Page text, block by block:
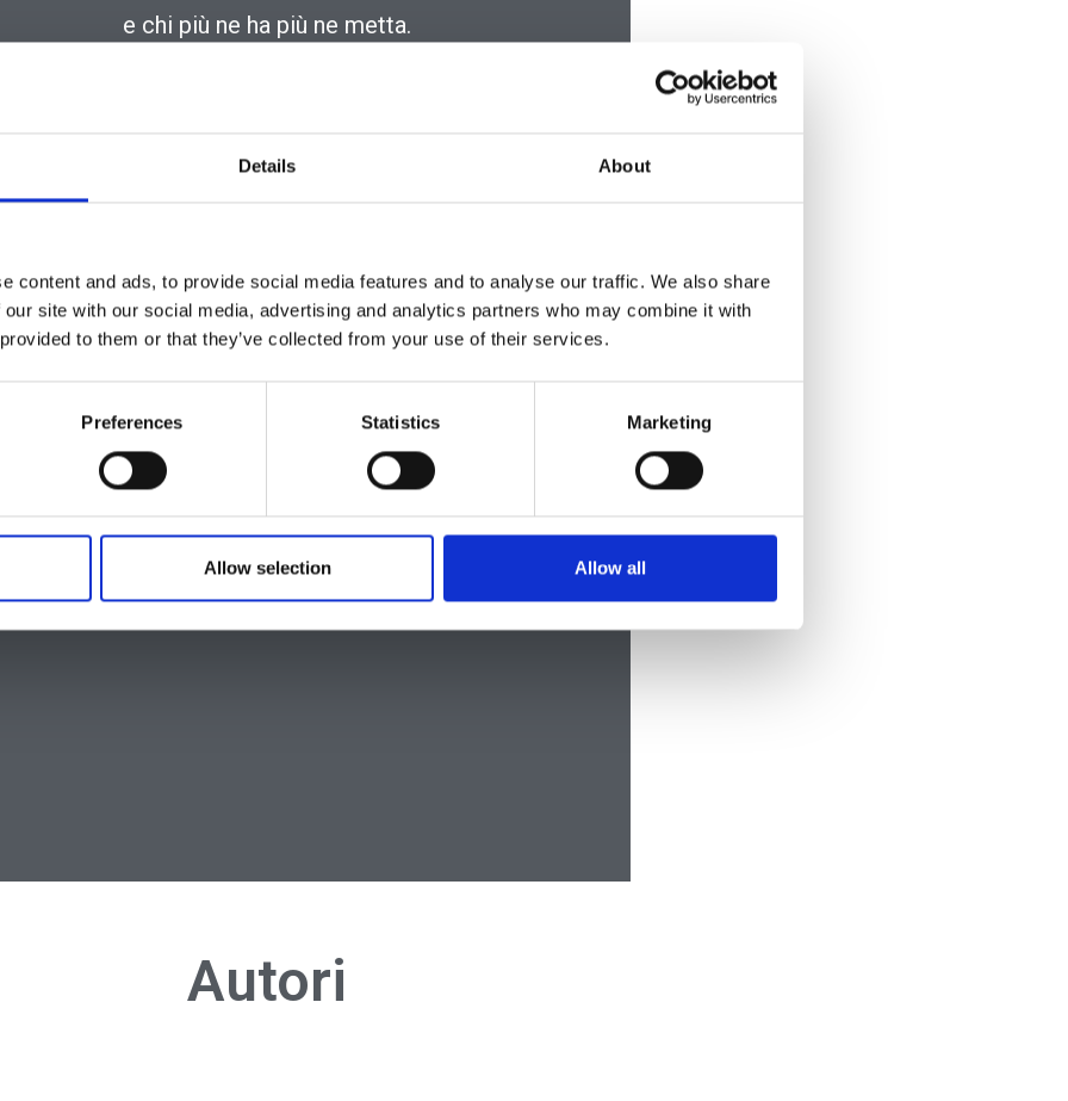
Details About
content and ads, to provide social media features and to analyse our traffic. We also share
site with our social media, advertising and analytics partners who may combine it with
to them or that they’ve collected from your use of their services.
Preferences Statistics Marketing
Allow selection Allow all
e chi più ne ha più ne metta.
Autori